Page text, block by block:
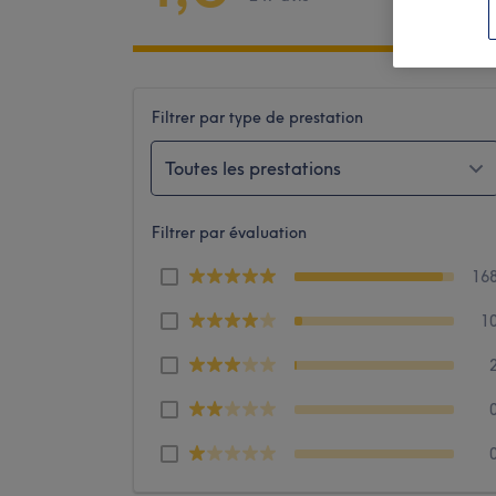
Filtrer par type de prestation
Toutes les prestations
Filtrer par évaluation
2